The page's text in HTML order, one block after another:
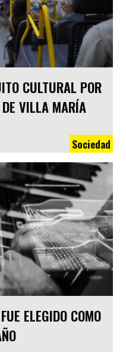
CULTURAL POR
VILLA MARÍA
Sociedad
ELEGIDO COMO